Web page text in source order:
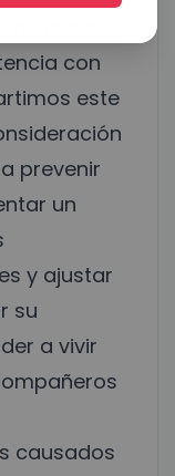
con
este
prevenir
un
y ajustar
su
a vivir
causados